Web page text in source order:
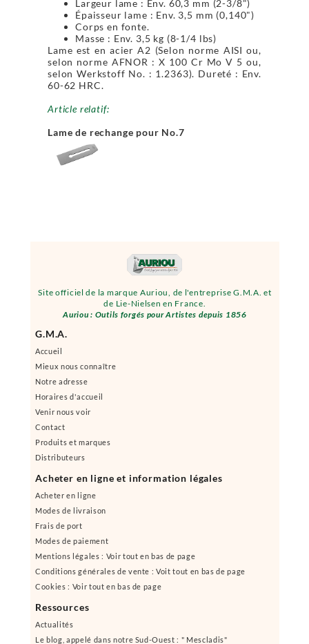
Site officiel de la marque Auriou, de l'entreprise G.M.A. et
de Lie-Nielsen en France.
Auriou : Outils forgés pour Artistes depuis 1856
G.M.A.
Accueil
Mieux nous connaître
Notre adresse
Horaires d'accueil
Venir nous voir
Contact
Produits et marques
Distributeurs
Acheter en ligne et information légales
Acheter en ligne
Modes de livraison
Frais de port
Modes de paiement
Mentions légales : Voir tout en bas de page
Conditions générales de vente : Voit tout en bas de page
Cookies : Voir tout en bas de page
Ressources
Actualités
Le blog, appelé dans notre Sud-Ouest : " Mescladis"
Largeur lame : Env. 60,3 mm (2-3/8")
Épaisseur lame : Env. 3,5 mm (0,140")
Corps en fonte.
Masse : Env. 3,5 kg (8-1/4 lbs)
Lame est en acier A2 (Selon norme AISI ou,
selon norme AFNOR : X 100 Cr Mo V 5 ou,
selon Werkstoff No. : 1.2363). Dureté : Env.
60-62 HRC.
Article relatif:
Lame de rechange pour No.7